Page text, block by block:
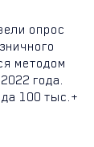
опрос
методом
года.
100 тыс.+